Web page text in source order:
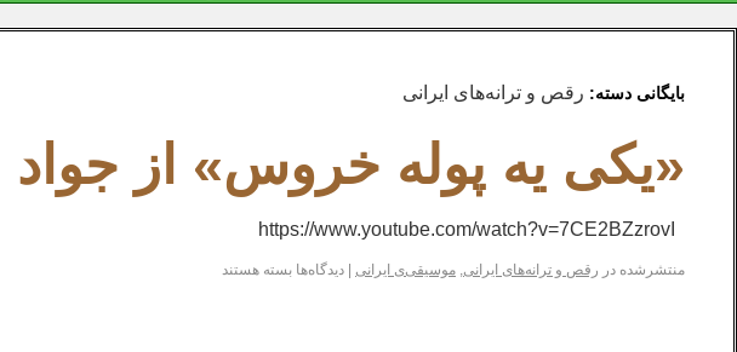
بایگانی دسته: رقص و ترانه‌های ایرانی
«یکی یه پوله خروس» از جواد
منتشرشده در رقص و ترانه‌های ایرانی, موسیقی‌ی ایرانی دیدگاه‌ها بسته هستند